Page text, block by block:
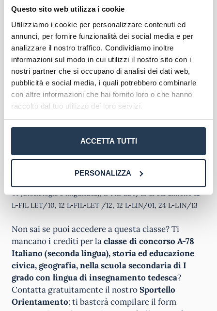
Questo sito web utilizza i cookie
Utilizziamo i cookie per personalizzare contenuti ed
annunci, per fornire funzionalità dei social media e per
analizzare il nostro traffico. Condividiamo inoltre
informazioni sul modo in cui utilizzi il nostro sito con i
nostri partner che si occupano di analisi dei dati web,
pubblicità e social media, i quali potrebbero combinarle
con altre informazioni che hai fornito loro o che hanno
raccolto dal tuo utilizzo dei loro servizi.
ACCETTA TUTTI
PERSONALIZZA
LS 98-Storia moderna
LS 104-Traduzione letteraria e in traduzione
tecnico-scientifica
NB: tutte le lauree devono essere congiunte ad almeno 60
crediti nei settori scientifico-disciplinari L-FIL-LET/10, L-
FIL-LET/12 e L-LIN/13, di cui almeno 12 L-FIL-LET/10, 12 L-
FIL-LET/12, 24 L-LIN/13. Le lauree ls-41, ls-42, ls-43 e ls-44
sono titoli di accesso se conseguite entro l’a. a. 2018/2019
con almeno 60 crediti nei settori scientifico-disciplinari L-
FIL-LET/10, 12 L-FIL-LET/12, 24 L-LIN/13. Le medesime
lauree sono titoli di accesso se conseguite a decorrere
dall’a.a. 2019-2020 con almeno 60 crediti nei settori
01 (Glottologia e linguistica), L-FIL-LET/13 di cui almeno 12
L-FIL LET/10, 12 L-FIL-LET /12, 12 L-LIN/01, 24 L-LIN/13
Non sai se puoi accedere a questa classe? Ti
mancano i crediti per laclasse di concorso A-78
Italiano (seconda lingua), storia ed educazione
civica, geografia, nella scuola secondaria di I
grado con lingua di insegnamento tedesca?
Contatta gratuitamente il nostroSportello
Orientamento: ti basterà compilare il form